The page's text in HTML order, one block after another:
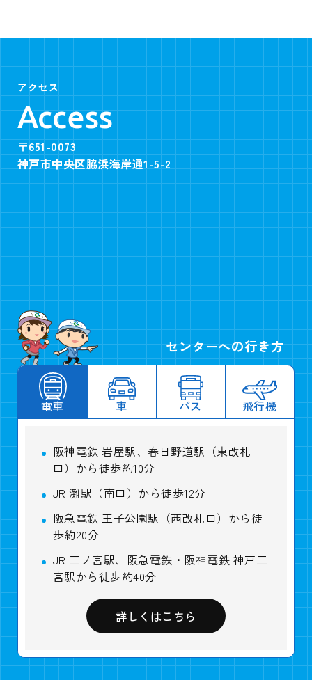
アクセス
Access
〒651-0073
神戸市中央区脇浜海岸通1-5-2
センターへの行き方
電車 車 バス 飛行機
阪神電鉄 岩屋駅、春日野道駅（東改札
口）から徒歩約10分
JR 灘駅（南口）から徒歩12分
阪急電鉄 王子公園駅（西改札口）から徒
歩約20分
JR 三ノ宮駅、阪急電鉄・阪神電鉄 神戸三
宮駅から徒歩約40分
詳しくはこちら